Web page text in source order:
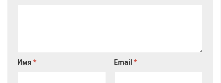
Имя * Email*